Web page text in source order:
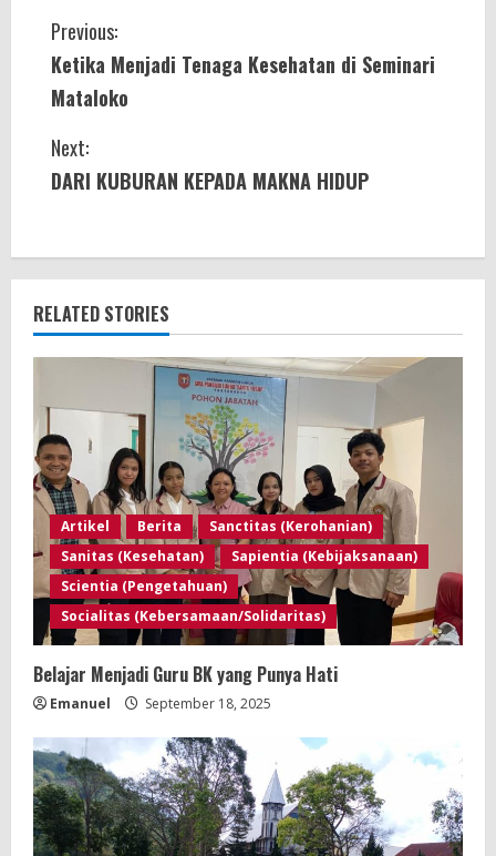
Previous:
Ketika Menjadi Tenaga Kesehatan di Seminari
Mataloko
Next:
DARI KUBURAN KEPADA MAKNA HIDUP
RELATED STORIES
Artikel Berita
Sanctitas (Kerohanian)
Sanitas (Kesehatan)
Sapientia (Kebijaksanaan)
Scientia (Pengetahuan)
Socialitas (Kebersamaan/Solidaritas)
Belajar Menjadi Guru BK yang Punya Hati
Emanuel September 18, 2025